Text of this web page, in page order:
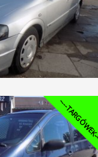
----TARGÓWEK----